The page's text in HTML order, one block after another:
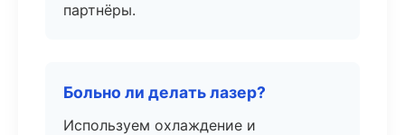
партнёры.
Больно ли делать лазер?
Используем охлаждение и